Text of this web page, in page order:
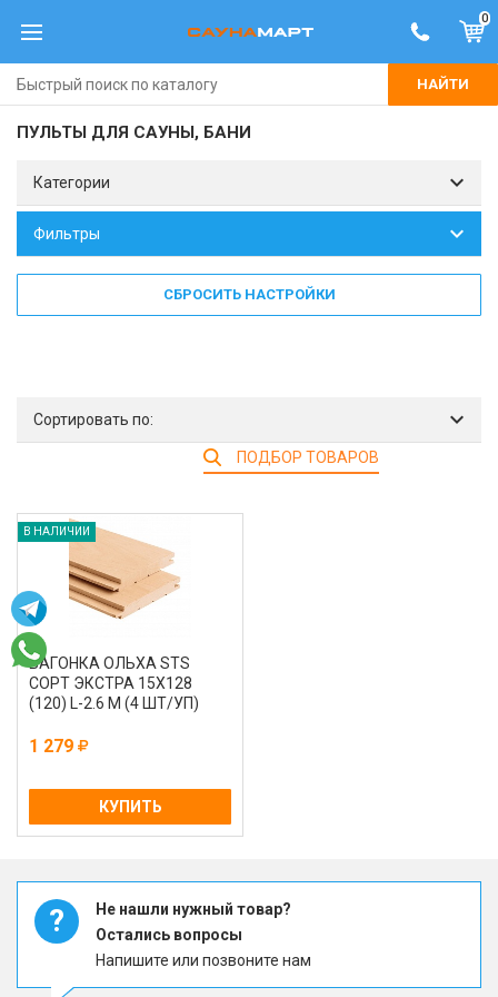
0
НАЙТИ
ПУЛЬТЫ ДЛЯ САУНЫ, БАНИ
Категории
Фильтры
СБРОСИТЬ НАСТРОЙКИ
Сортировать по:
ПОДБОР ТОВАРОВ
В НАЛИЧИИ
ВАГОНКА ОЛЬХА STS
СОРТ ЭКСТРА 15Х128
(120) L-2.6 М (4 ШТ/УП)
1 279
КУПИТЬ
?
Не нашли нужный товар?
Остались вопросы
Напишите или позвоните нам